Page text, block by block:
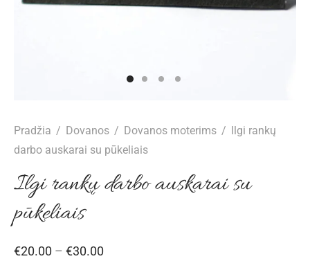
Pradžia / Dovanos / Dovanos moterims / Ilgi rankų
darbo auskarai su pūkeliais
Ilgi rankų darbo auskarai su
pūkeliais
€20.00 – €30.00
komplektai